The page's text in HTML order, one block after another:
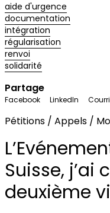
aide d'urgence
documentation
intégration
régularisation
renvoi
solidarité
Partage
Facebook LinkedIn
Pétitions / Appels /
Suisse, j’ai
deuxième